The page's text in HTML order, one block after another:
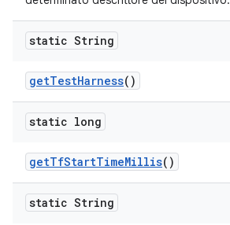
static String
getTestHarness()
static long
getTfStartTimeMillis()
static String